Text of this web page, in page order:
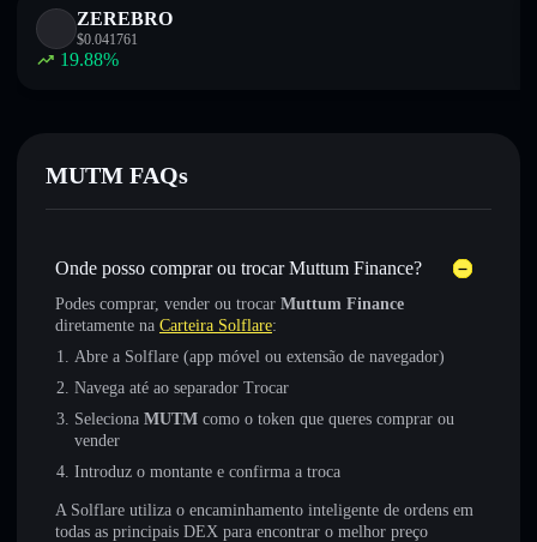
ZEREBRO
$0.041761
19.88%
MUTM FAQs
Onde posso comprar ou trocar Muttum Finance?
Podes comprar, vender ou trocar Muttum Finance
diretamente na Carteira Solflare:
Abre a Solflare (app móvel ou extensão de navegador)
Navega até ao separador Trocar
Seleciona MUTM como o token que queres comprar ou
vender
Introduz o montante e confirma a troca
A Solflare utiliza o encaminhamento inteligente de ordens em
todas as principais DEX para encontrar o melhor preço